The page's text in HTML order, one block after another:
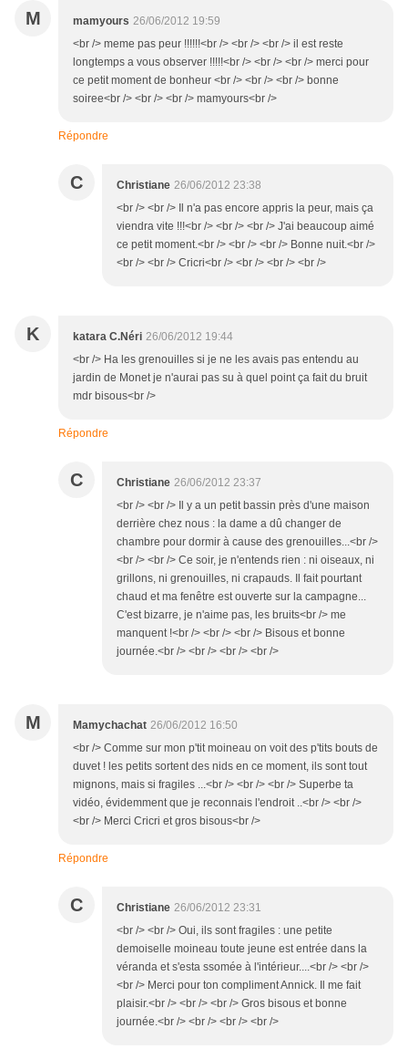
M mamyours 26/06/2012 19:59
<br /> meme pas peur !!!!!!<br /> <br /> <br /> il est reste
longtemps a vous observer !!!!!<br /> <br /> <br /> merci pour
ce petit moment de bonheur <br /> <br /> <br /> bonne
soiree<br /> <br /> <br /> mamyours<br />
Répondre
C Christiane 26/06/2012 23:38
<br /> <br /> Il n'a pas encore appris la peur, mais ça
viendra vite !!!<br /> <br /> <br /> J'ai beaucoup aimé
ce petit moment.<br /> <br /> <br /> Bonne nuit.<br />
<br /> <br /> Cricri<br /> <br /> <br /> <br />
K katara C.Néri 26/06/2012 19:44
<br /> Ha les grenouilles si je ne les avais pas entendu au
jardin de Monet je n'aurai pas su à quel point ça fait du bruit
mdr bisous<br />
Répondre
C Christiane 26/06/2012 23:37
<br /> <br /> Il y a un petit bassin près d'une maison
derrière chez nous : la dame a dû changer de
chambre pour dormir à cause des grenouilles...<br />
<br /> <br /> Ce soir, je n'entends rien : ni oiseaux, ni
grillons, ni grenouilles, ni crapauds. Il fait pourtant
chaud et ma fenêtre est ouverte sur la campagne...
C'est bizarre, je n'aime pas, les bruits<br /> me
manquent !<br /> <br /> <br /> Bisous et bonne
journée.<br /> <br /> <br /> <br />
M Mamychachat 26/06/2012 16:50
<br /> Comme sur mon p'tit moineau on voit des p'tits bouts de
duvet ! les petits sortent des nids en ce moment, ils sont tout
mignons, mais si fragiles ...<br /> <br /> <br /> Superbe ta
vidéo, évidemment que je reconnais l'endroit ..<br /> <br />
<br /> Merci Cricri et gros bisous<br />
Répondre
C Christiane 26/06/2012 23:31
<br /> <br /> Oui, ils sont fragiles : une petite
demoiselle moineau toute jeune est entrée dans la
véranda et s'esta ssomée à l'intérieur....<br /> <br />
<br /> Merci pour ton compliment Annick. Il me fait
plaisir.<br /> <br /> <br /> Gros bisous et bonne
journée.<br /> <br /> <br /> <br />